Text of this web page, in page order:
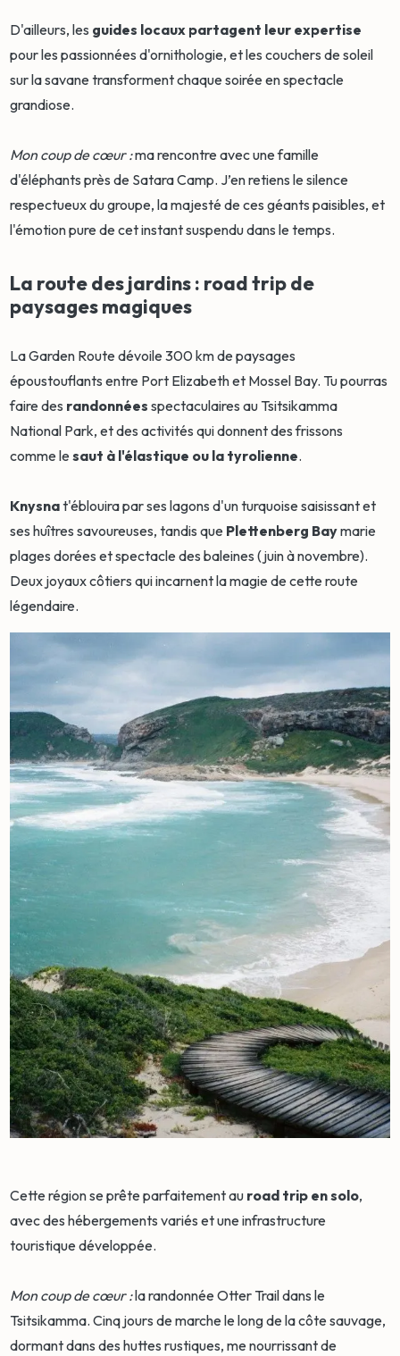
D'ailleurs, les guides locaux partagent leur expertise
pour les passionnées d'ornithologie, et les couchers de soleil
sur la savane transforment chaque soirée en spectacle
grandiose.
Mon coup de cœur :ma rencontre avec une famille
d'éléphants près de Satara Camp. J’en retiens le silence
respectueux du groupe, la majesté de ces géants paisibles, et
l'émotion pure de cet instant suspendu dans le temps.
La route des jardins : road trip de
paysages magiques
La Garden Route dévoile 300 km de paysages
époustouflants entre Port Elizabeth et Mossel Bay. Tu pourras
faire des randonnéesspectaculaires au Tsitsikamma
National Park, et des activités qui donnent des frissons
comme lesaut à l'élastique ou la tyrolienne.
Knysnat'éblouira par ses lagons d'un turquoise saisissant et
ses huîtres savoureuses, tandis que Plettenberg Baymarie
plages dorées et spectacle des baleines (juin à novembre).
Deux joyaux côtiers qui incarnent la magie de cette route
légendaire.
Cette région se prête parfaitement au road trip en solo,
avec des hébergements variés et une infrastructure
touristique développée.
Mon coup de cœur :la randonnée Otter Trail dans le
Tsitsikamma. Cinq jours de marche le long de la côte sauvage,
dormant dans des huttes rustiques, me nourrissant de